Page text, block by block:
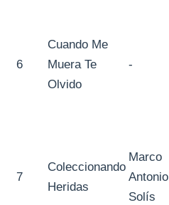
6
Cuando Me
Muera Te
Olvido
-
7
Coleccionando
Heridas
Marco
Antonio
Solís